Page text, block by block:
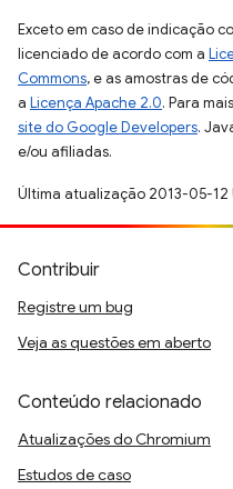
Exceto em caso de indicação
licenciado de acordo com a
Commons, e as amostras de
a Licença Apache 2.0. Para
site do Google Developers.
e/ou afiliadas.
Última atualização 2013-05-12
Contribuir
Registre um bug
Veja as questões em aberto
Conteúdo relacionado
Atualizações do Chromium
Estudos de caso